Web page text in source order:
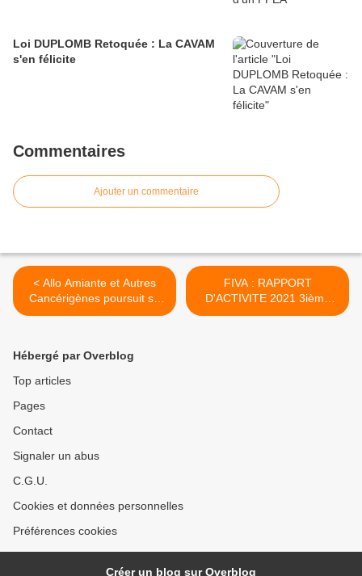
Loi DUPLOMB Retoquée : La CAVAM
s'en félicite
Commentaires
Ajouter un commentaire
< Allo Amiante et Autres
Cancérigènes poursuit sa
formation
FIVA : RAPPORT
D'ACTIVITE 2021 3ième
partie >
Hébergé par Overblog
Top articles
Pages
Contact
Signaler un abus
C.G.U.
Cookies et données personnelles
Préférences cookies
Créer un blog sur Overblog